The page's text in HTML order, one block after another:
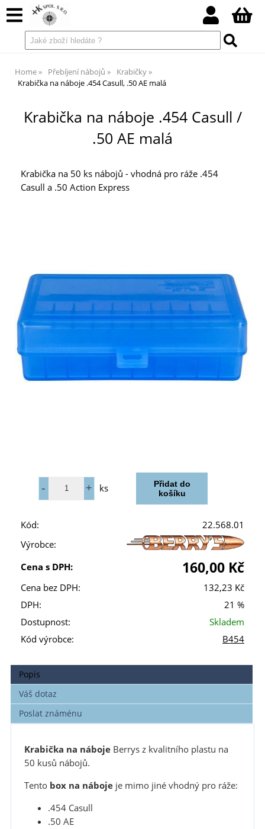
Home Přebíjení nábojů
Krabičky
Krabička na náboje .454 Casull, .50 AE malá
Krabička na náboje .454 Casull /
.50 AE malá
Krabička na 50 ks nábojů - vhodná pro ráže .454
Casull a .50 Action Express
ks
Kód:
22.568.01
Výrobce:
Cena s DPH:
160,00 Kč
Cena bez DPH:
132,23 Kč
DPH:
21 %
Dostupnost:
Skladem
Kód výrobce:
B454
Popis
Váš dotaz
Poslat známénu
Krabička na nábojeBerrys z kvalitního plastu na
50 kusů nábojů.
Tento box na nábojeje mimo jiné vhodný pro ráže:
.454 Casull
.50 AE